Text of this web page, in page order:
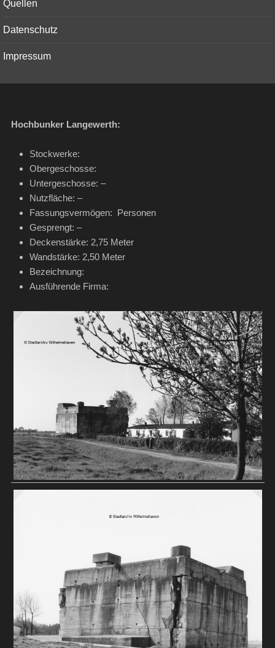
Quellen
Datenschutz
Impressum
Hochbunker Langewerth:
Stockwerke:
Obergeschosse:
Untergeschosse: –
Nutzfläche: –
Fassungsvermögen: Personen
Gesprengt: –
Deckenstärke: 2,75 Meter
Wandstärke: 2,50 Meter
Bezeichnung:
Ausführende Firma: